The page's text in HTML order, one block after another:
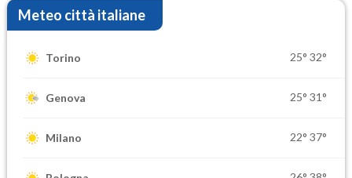
Meteo città italiane
Torino 25° 32°
Genova 25° 31°
Milano 22° 37°